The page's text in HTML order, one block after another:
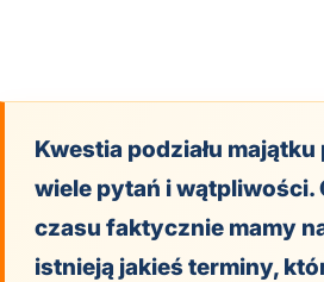
Kwestia podziału
wiele pytań i wątpliwości.
czasu faktycznie mamy
istnieją jakieś terminy,